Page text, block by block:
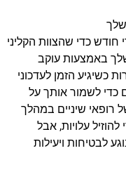
כדי שהצוות הקליני
באמצעות עוקב
כשיגיע הזמן לעדכוני
כדי לשמור אותך על
רופאי שיניים במהלך
עלויות, אבל
לבטיחות ויעילות